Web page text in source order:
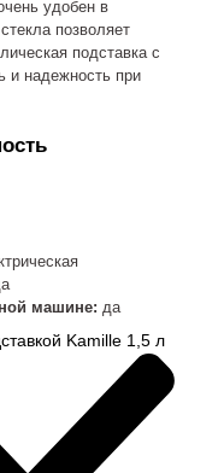
удобен в
позволяет
подставка с
и надежность при
машине: да
Kamille 1,5 л